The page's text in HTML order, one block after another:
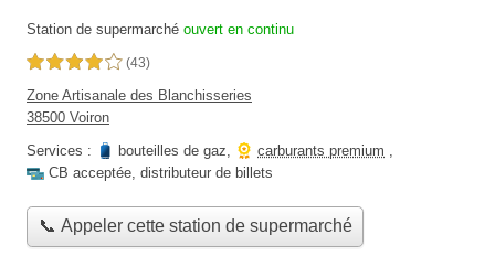
Station de supermarché ouvert en continu
4,0 étoiles sur 5 (43)
Zone Artisanale des Blanchisseries
38500 Voiron
Services :
bouteilles de gaz, carburants premium ,
CB acceptée, distributeur de billets
📞 Appeler cette station de supermarché